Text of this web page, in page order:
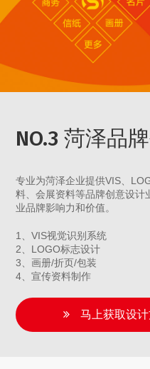
NO.3 菏泽品
专业为菏泽企业提供VIS、
料、会展资料等品牌创意设计
业品牌影响力和价值。
1、VIS视觉识别系统
2、LOGO标志设计
3、画册/折页/包装
4、宣传资料制作
马上获取设